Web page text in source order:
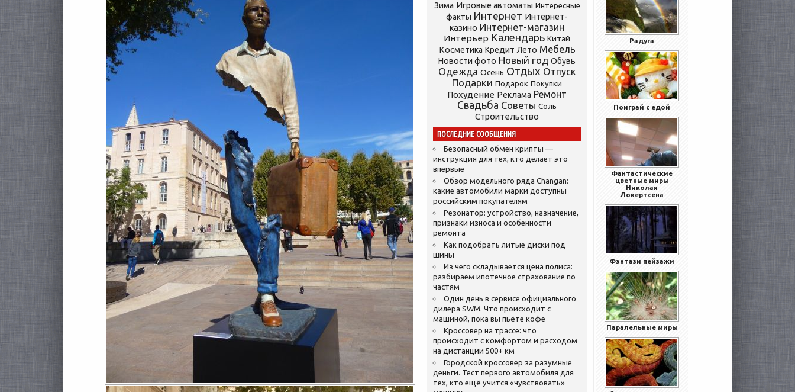
Зима Игровые автоматы Интересные
факты Интернет Интернет-
казино Интернет-магазин
Интерьер Календарь Китай
Косметика Кредит Лето Мебель
Новости фото Новый год Обувь
Одежда Осень Отдых Отпуск
Подарки Подарок Покупки
Похудение Реклама Ремонт
Свадьба Советы Соль
Строительство
ПОСЛЕДНИЕ СООБЩЕНИЯ
Безопасный обмен крипты —
инструкция для тех, кто делает это
впервые
Обзор модельного ряда Changan:
какие автомобили марки доступны
российским покупателям
Резонатор: устройство, назначение,
признаки износа и особенности
ремонта
Как подобрать литые диски под
шины
Из чего складывается цена полиса:
разбираем ипотечное страхование по
частям
Один день в сервисе официального
дилера SWM. Что происходит с
машиной, пока вы пьёте кофе
Кроссовер на трассе: что
происходит с комфортом и расходом
на дистанции 500+ км
Городской кроссовер за разумные
деньги. Тест первого автомобиля для
тех, кто ещё учится «чувствовать»
Радуга
Поиграй с едой
Фантастические
цветные миры
Николая
Локертсена
Фэнтази пейзажи
Паралельные миры